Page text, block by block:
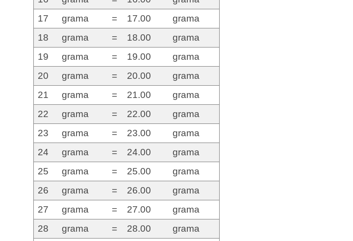
17
grama = 17.00
grama
18
grama = 18.00
grama
19
grama = 19.00
grama
20
grama = 20.00
grama
21
grama = 21.00
grama
22
grama = 22.00
grama
23
grama = 23.00
grama
24
grama = 24.00
grama
25
grama = 25.00
grama
26
grama = 26.00
grama
27
grama = 27.00
grama
28
grama = 28.00
grama